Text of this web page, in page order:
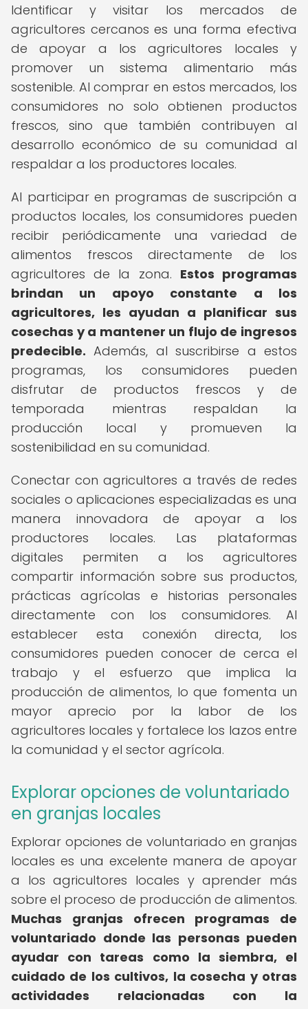
Identificar y visitar los mercados de
agricultores cercanos es una forma efectiva
de apoyar a los agricultores locales y
promover un sistema alimentario más
sostenible. Al comprar en estos mercados, los
consumidores no solo obtienen productos
frescos, sino que también contribuyen al
desarrollo económico de su comunidad al
respaldar a los productores locales.
Al participar en programas de suscripción a
productos locales, los consumidores pueden
recibir periódicamente una variedad de
alimentos frescos directamente de los
agricultores de la zona. Estos programas
brindan un apoyo constante a los
agricultores, les ayudan a planificar sus
cosechas y a mantener un flujo de ingresos
predecible. Además, al suscribirse a estos
programas, los consumidores pueden
disfrutar de productos frescos y de
temporada mientras respaldan la
producción local y promueven la
sostenibilidad en su comunidad.
Conectar con agricultores a través de redes
sociales o aplicaciones especializadas es una
manera innovadora de apoyar a los
productores locales. Las plataformas
digitales permiten a los agricultores
compartir información sobre sus productos,
prácticas agrícolas e historias personales
directamente con los consumidores. Al
establecer esta conexión directa, los
consumidores pueden conocer de cerca el
trabajo y el esfuerzo que implica la
producción de alimentos, lo que fomenta un
mayor aprecio por la labor de los
agricultores locales y fortalece los lazos entre
la comunidad y el sector agrícola.
Explorar opciones de voluntariado
en granjas locales
Explorar opciones de voluntariado en granjas
locales es una excelente manera de apoyar
a los agricultores locales y aprender más
sobre el proceso de producción de alimentos.
Muchas granjas ofrecen programas de
voluntariado donde las personas pueden
ayudar con tareas como la siembra, el
cuidado de los cultivos, la cosecha y otras
actividades relacionadas con la